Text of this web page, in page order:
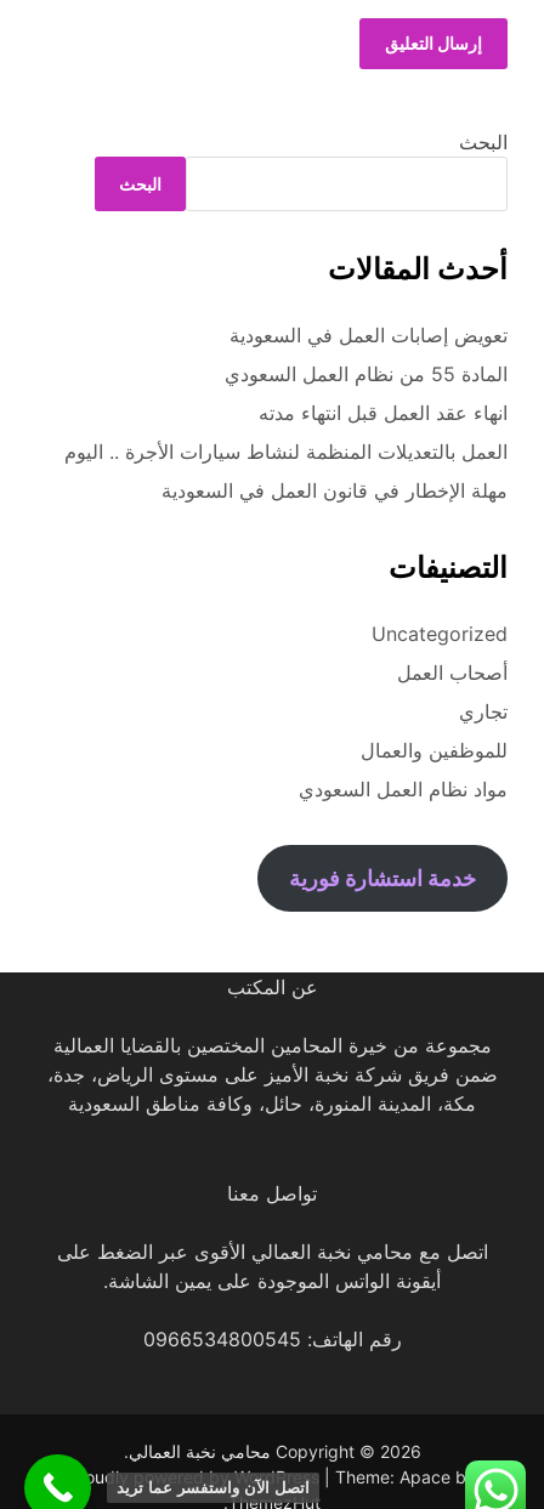
البحث
البحث
أحدث المقالات
تعويض إصابات العمل في السعودية
المادة 55 من نظام العمل السعودي
انهاء عقد العمل قبل انتهاء مدته
العمل بالتعديلات المنظمة لنشاط سيارات الأجرة .. اليوم
مهلة الإخطار في قانون العمل في السعودية
التصنيفات
Uncategorized
أصحاب العمل
تجاري
للموظفين والعمال
مواد نظام العمل السعودي
خدمة استشارة فورية
عن المكتب
مجموعة من خيرة المحامين المختصين بالقضايا العمالية
ضمن فريق شركة نخبة الأميز على مستوى الرياض، جدة،
مكة، المدينة المنورة، حائل، وكافة مناطق السعودية
تواصل معنا
اتصل مع محامي نخبة العمالي الأقوى عبر الضغط على
أيقونة الواتس الموجودة على يمين الشاشة.
رقم الهاتف: 0966534800545
Copyright © 2026 محامي نخبة العمالي.
Proudly powered by WordPress
Theme: Apace by
ThemezHut
.
اتصل الآن واستفسر عما تريد